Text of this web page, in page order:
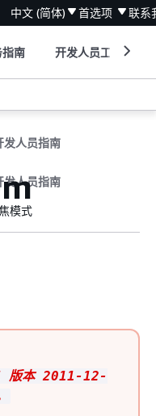
中文 (简体) 首选项 联系
指南 开发人员工具
发人员指南
发人员指南
模式
版本 2011-12-